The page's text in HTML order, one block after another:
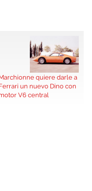
quiere darle a
un nuevo Dino con
V6 central